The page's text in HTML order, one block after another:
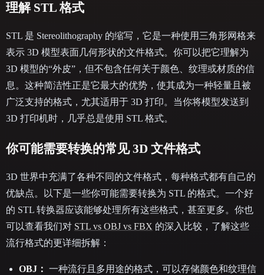
理解 STL 格式
STL 是 Stereolithography 的缩写，它是一种使用三角形网格来
表示 3D 模型表面几何形状的文件格式。你可以把它理解为
3D 模型的“外皮”，但不包含任何关于颜色、纹理或材质的信
息。这种简洁性正是它最大的优势，使其成为一种轻量且被
广泛支持的格式，尤其适用于 3D 打印。当你将模型发送到
3D 打印机时，几乎总是使用 STL 格式。
你可能需要转换的常见 3D 文件格式
3D 世界中充满了各种不同的文件格式，每种格式都有自己的
优缺点。以下是一些你可能需要转换为 STL 的格式。一个好
的 STL 转换器应该能够处理所有这些格式，甚至更多。你也
可以查看我们对 STL vs OBJ vs FBX 的深入比较，了解这些
流行格式的更详细拆解：
OBJ： 一种流行且多用途的格式，可以存储颜色和纹理信